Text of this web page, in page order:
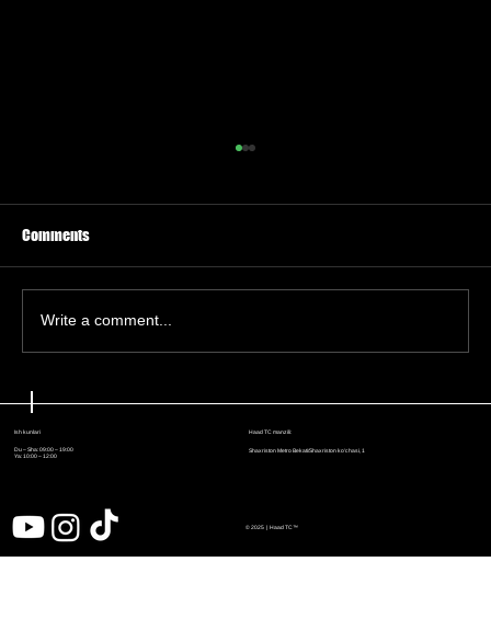
Haker hibsga olinişi Microsoft
foydalanuvçilarni Windows qurilma IDsi orqali
kuzatişi mumkinligini körsatdi
Comments
Write a comment...
Ish kunlari
Du – Sha: 09:00 – 19:00
Ya: 10:00 – 12:00
Haad TC manzili:
Shaxriston Metro Bekati/Shaxriston ko'chasi, 1
© 2025 | HaadTC™